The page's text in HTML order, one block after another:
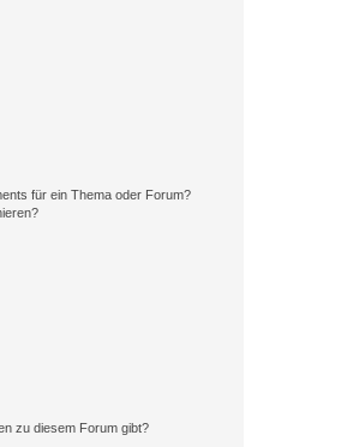
für ein Thema oder Forum?
zu diesem Forum gibt?